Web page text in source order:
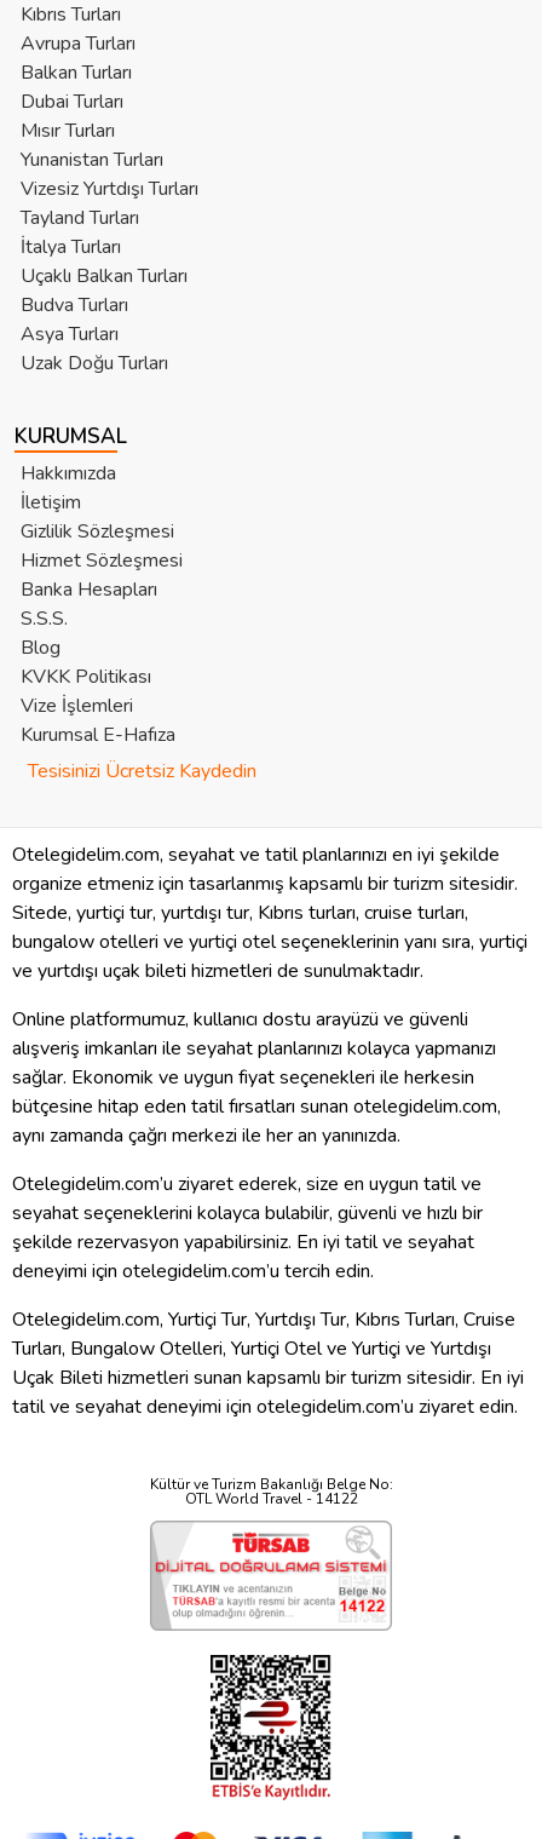
Kıbrıs Turları
Avrupa Turları
Balkan Turları
Dubai Turları
Mısır Turları
Yunanistan Turları
Vizesiz Yurtdışı Turları
Tayland Turları
İtalya Turları
Uçaklı Balkan Turları
Budva Turları
Asya Turları
Uzak Doğu Turları
KURUMSAL
Hakkımızda
İletişim
Gizlilik Sözleşmesi
Hizmet Sözleşmesi
Banka Hesapları
S.S.S.
Blog
KVKK Politikası
Vize İşlemleri
Kurumsal E-Hafıza
Tesisinizi Ücretsiz Kaydedin
Otelegidelim.com, seyahat ve tatil planlarınızı en iyi şekilde
organize etmeniz için tasarlanmış kapsamlı bir turizm sitesidir.
Sitede, yurtiçi tur, yurtdışı tur, Kıbrıs turları, cruise turları,
bungalow otelleri ve yurtiçi otel seçeneklerinin yanı sıra, yurtiçi
ve yurtdışı uçak bileti hizmetleri de sunulmaktadır.
Online platformumuz, kullanıcı dostu arayüzü ve güvenli
alışveriş imkanları ile seyahat planlarınızı kolayca yapmanızı
sağlar. Ekonomik ve uygun fiyat seçenekleri ile herkesin
bütçesine hitap eden tatil fırsatları sunan otelegidelim.com,
aynı zamanda çağrı merkezi ile her an yanınızda.
Otelegidelim.com’u ziyaret ederek, size en uygun tatil ve
seyahat seçeneklerini kolayca bulabilir, güvenli ve hızlı bir
şekilde rezervasyon yapabilirsiniz. En iyi tatil ve seyahat
deneyimi için otelegidelim.com’u tercih edin.
Otelegidelim.com, Yurtiçi Tur, Yurtdışı Tur, Kıbrıs Turları, Cruise
Turları, Bungalow Otelleri, Yurtiçi Otel ve Yurtiçi ve Yurtdışı
Uçak Bileti hizmetleri sunan kapsamlı bir turizm sitesidir. En iyi
tatil ve seyahat deneyimi için otelegidelim.com’u ziyaret edin.
Kültür ve Turizm Bakanlığı Belge No:
OTL World Travel - 14122